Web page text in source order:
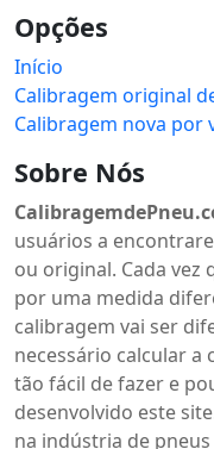
Opções
Início
Calibragem original
Calibragem nova por
Sobre Nós
usuários a
ou original. Cada vez
por uma medida
calibragem vai ser
necessário calcular a
tão fácil de fazer e
desenvolvido este
na indústria de